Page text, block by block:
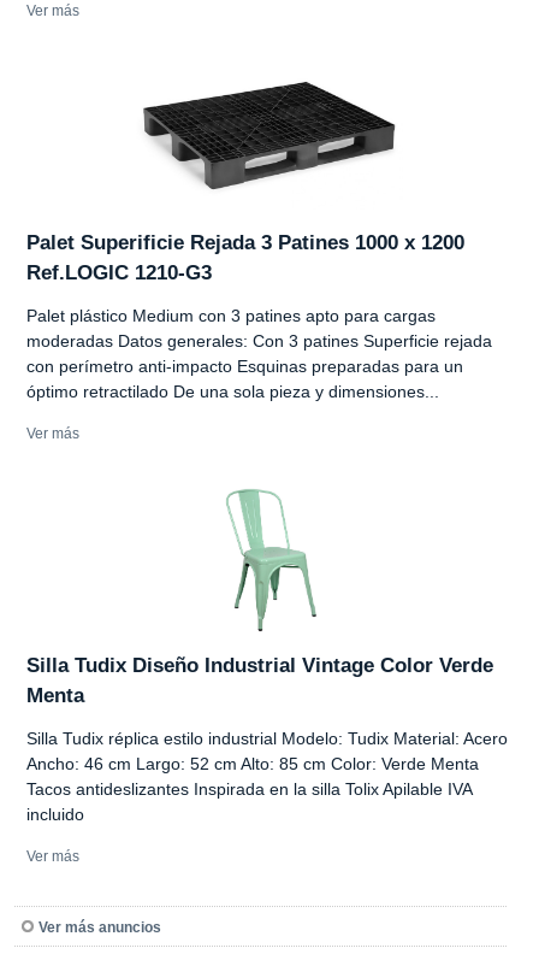
Ver más
Palet Superificie Rejada 3 Patines 1000 x 1200
Ref.LOGIC 1210-G3
Palet plástico Medium con 3 patines apto para cargas
moderadas Datos generales: Con 3 patines Superficie rejada
con perímetro anti-impacto Esquinas preparadas para un
óptimo retractilado De una sola pieza y dimensiones...
Ver más
Silla Tudix Diseño Industrial Vintage Color Verde
Menta
Silla Tudix réplica estilo industrial Modelo: Tudix Material: Acero
Ancho: 46 cm Largo: 52 cm Alto: 85 cm Color: Verde Menta
Tacos antideslizantes Inspirada en la silla Tolix Apilable IVA
incluido
Ver más
Ver más anuncios